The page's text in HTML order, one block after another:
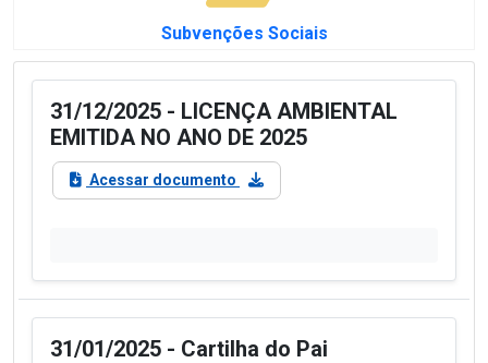
Subvenções Sociais
31/12/2025 - LICENÇA AMBIENTAL
EMITIDA NO ANO DE 2025
Acessar documento
31/01/2025 - Cartilha do Pai